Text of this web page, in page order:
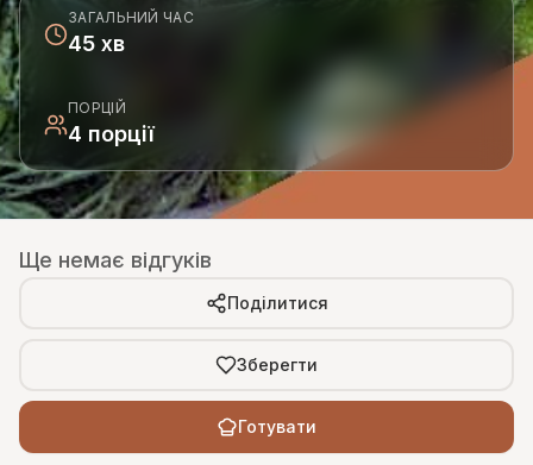
ЗАГАЛЬНИЙ ЧАС
45 хв
ПОРЦІЙ
4 порції
Ще немає відгуків
Поділитися
Зберегти
Готувати